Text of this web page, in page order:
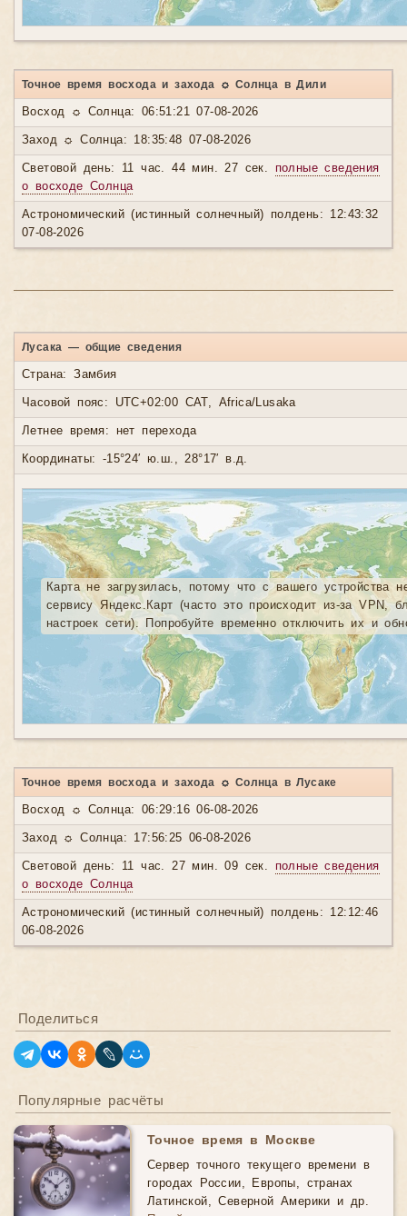
Точное время восхода и захода ☼ Солнца в Дили
Восход ☼ Солнца: 06:51:21 07-08-2026
Заход ☼ Солнца: 18:35:48 07-08-2026
Световой день: 11 час. 44 мин. 27 сек. полные сведения
о восходе Солнца
Астрономический (истинный солнечный) полдень: 12:43:32
07-08-2026
Лусака — общие сведения
Страна: Замбия
Часовой пояс: UTC+02:00 CAT, Africa/Lusaka
Летнее время: нет перехода
Координаты: -15°24′ ю.ш., 28°17′ в.д.
Карта не загрузилась, потому что с вашего устройства
сервису Яндекс.Карт (часто это происходит из-за VPN,
настроек сети). Попробуйте временно отключить их и
Точное время восхода и захода ☼ Солнца в Лусаке
Восход ☼ Солнца: 06:29:16 06-08-2026
Заход ☼ Солнца: 17:56:25 06-08-2026
Световой день: 11 час. 27 мин. 09 сек. полные сведения
о восходе Солнца
Астрономический (истинный солнечный) полдень: 12:12:46
06-08-2026
Поделиться
Популярные расчёты
Точное время в Москве
Сервер точного текущего времени в
городах России, Европы, странах
Латинской, Северной Америки и др.